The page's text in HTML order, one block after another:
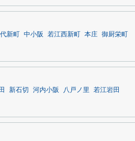
新町 中小阪 若江西新町 本庄 御厨栄町
新石切 河内小阪 八戸ノ里
若江岩田